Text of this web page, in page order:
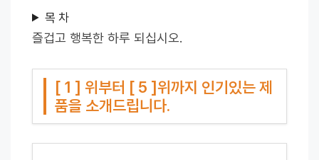
목 차
즐겁고 행복한 하루 되십시오.
[ 1 ] 위부터 [ 5 ]위까지 인기있는 제
품을 소개드립니다.